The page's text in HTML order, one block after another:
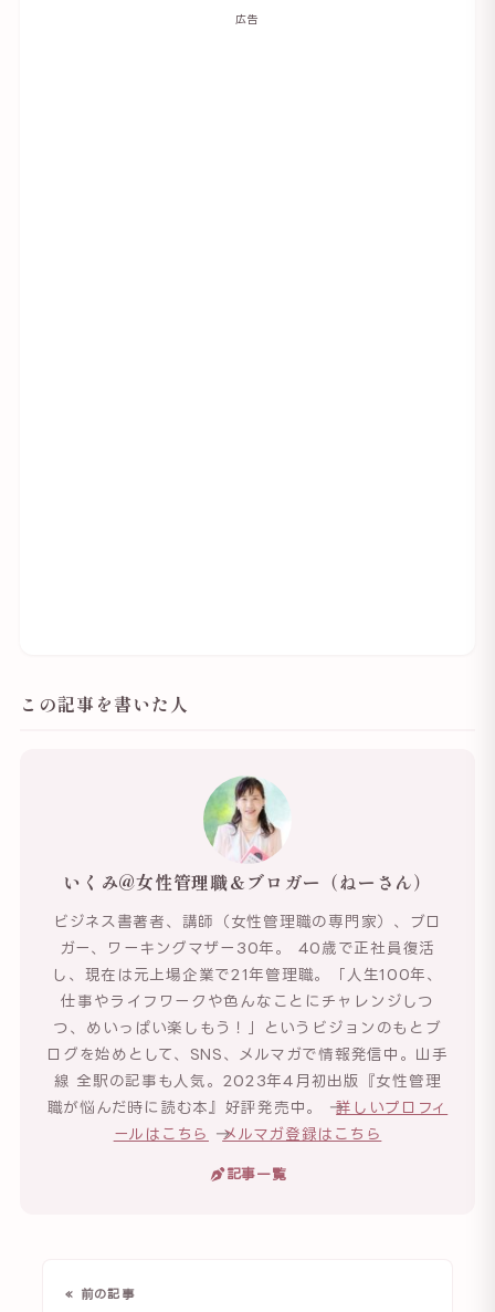
広告
この記事を書いた人
いくみ@女性管理職＆ブロガー（ねーさん）
ビジネス書著者、講師（女性管理職の専門家）、ブロ
ガー、ワーキングマザー30年。 40歳で正社員復活
し、現在は元上場企業で21年管理職。「人生100年、
仕事やライフワークや色んなことにチャレンジしつ
つ、めいっぱい楽しもう！」というビジョンのもとブ
ログを始めとして、SNS、メルマガで情報発信中。山手
線 全駅の記事も人気。2023年4月初出版『女性管理
職が悩んだ時に読む本』好評発売中。 →詳しいプロフィ
ールはこちら
→メルマガ登録はこちら
記事一覧
« 前の記事